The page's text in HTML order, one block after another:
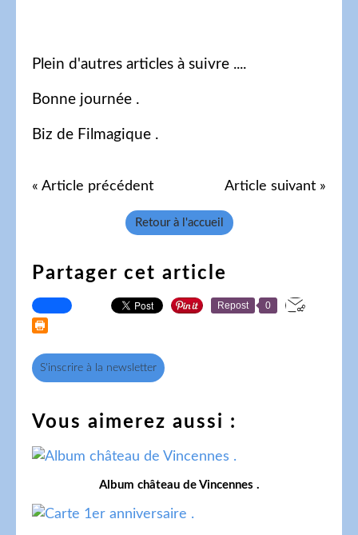
Plein d'autres articles à suivre ....
Bonne journée .
Biz de Filmagique .
« Article précédent Article suivant »
Retour à l'accueil
Partager cet article
Repost 0
S'inscrire à la newsletter
Vous aimerez aussi :
Album château de Vincennes .